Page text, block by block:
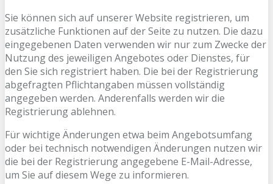
Sie können sich auf unserer Website registrieren, um
zusätzliche Funktionen auf der Seite zu nutzen. Die dazu
eingegebenen Daten verwenden wir nur zum Zwecke der
Nutzung des jeweiligen Angebotes oder Dienstes, für
den Sie sich registriert haben. Die bei der Registrierung
abgefragten Pflichtangaben müssen vollständig
angegeben werden. Anderenfalls werden wir die
Registrierung ablehnen.
Für wichtige Änderungen etwa beim Angebotsumfang
oder bei technisch notwendigen Änderungen nutzen wir
die bei der Registrierung angegebene E-Mail-Adresse,
um Sie auf diesem Wege zu informieren.